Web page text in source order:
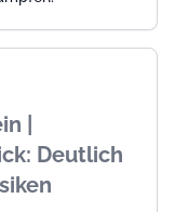
|
Deutlich